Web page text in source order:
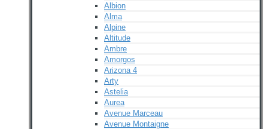
Albion
Alma
Alpine
Altitude
Ambre
Amorgos
Arizona 4
Arty
Astelia
Aurea
Avenue Marceau
Avenue Montaigne